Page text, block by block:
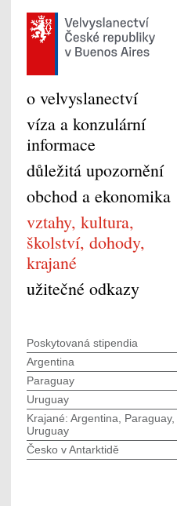
o velvyslanectví
víza a konzulární
informace
důležitá upozornění
obchod a ekonomika
vztahy, kultura,
školství, dohody,
krajané
užitečné odkazy
Poskytovaná stipendia
Argentina
Paraguay
Uruguay
Krajané: Argentina, Paraguay,
Uruguay
Česko v Antarktidě